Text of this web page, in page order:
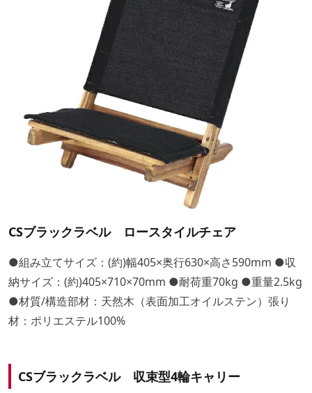
CSブラックラベル ロースタイルチェア
●組み立てサイズ：(約)幅405×奥行630×高さ590mm ●収
納サイズ：(約)405×710×70mm ●耐荷重70kg ●重量2.5kg
●材質/構造部材：天然木（表面加工オイルステン）張り
材：ポリエステル100%
CSブラックラベル 収束型4輪キャリー